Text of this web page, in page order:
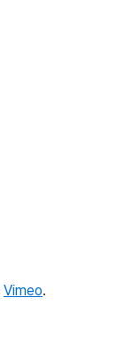
Vimeo.